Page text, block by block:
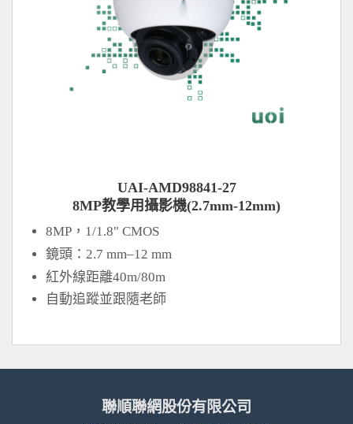
UAI-AMD98841-27
8MP教學用攝影機(2.7mm-12mm)
8MP，1/1.8" CMOS
鏡頭：2.7 mm–12 mm
紅外線距離40m/80m
自動追蹤並跟隨老師
聯順聯網股份有限公司